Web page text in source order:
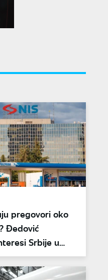
pregovori oko
Đedović
Srbije u